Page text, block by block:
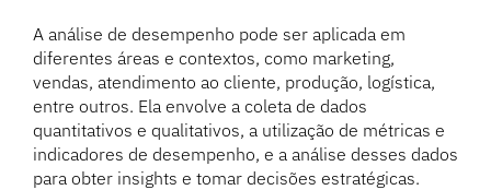
A análise de desempenho pode ser aplicada em
diferentes áreas e contextos, como marketing,
vendas, atendimento ao cliente, produção, logística,
entre outros. Ela envolve a coleta de dados
quantitativos e qualitativos, a utilização de métricas e
indicadores de desempenho, e a análise desses dados
para obter insights e tomar decisões estratégicas.